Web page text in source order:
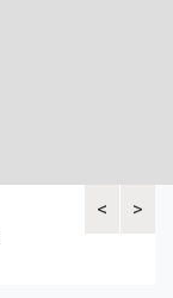
<
Untuk >